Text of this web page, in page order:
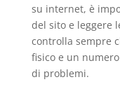
su internet, è
del sito e leggere
controlla sempre
fisico e un
di problemi.